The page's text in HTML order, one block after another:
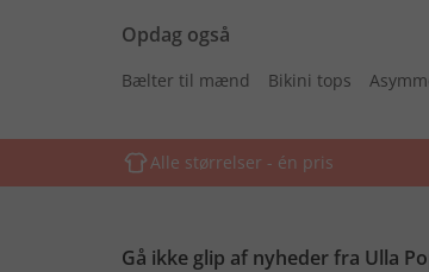
Opdag også
Bælter til mænd Bikini tops
Alle størrelser - én pris
Gå ikke glip af nyheder fra Ulla